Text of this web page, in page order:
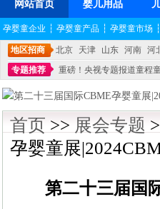
网站首页 婴儿用品
孕婴童企业 ┆ 孕婴童产品 ┆ 孕婴童市场 ┆
地区招商 北京 天津 山东 河南 河
专题推荐
重磅！央视专题报道童程
不能再单纯地销售产品,而要向增强服务
首页 >> 展会专题
孕婴童展
第二十三届国